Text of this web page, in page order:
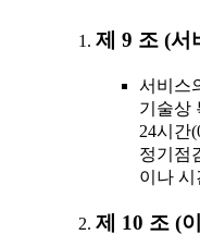
제 9 조 (서
서비스
기술상
24시간
정기점
이나
제 10 조 (